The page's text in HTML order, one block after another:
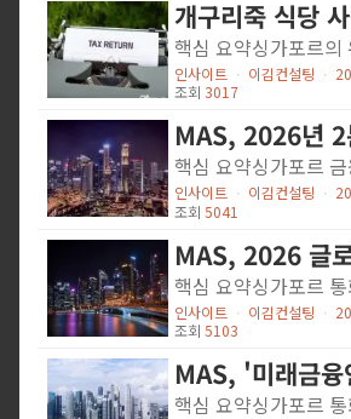
인사이트 ㆍ 이김컨설팅 ㆍ
조회 3017
인사이트 ㆍ 이김컨설팅 ㆍ
조회 5041
인사이트 ㆍ 이김컨설팅 ㆍ
조회 5103